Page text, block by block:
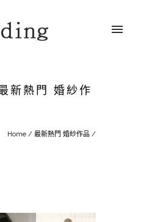
新熱門 婚紗作
Home / 最新熱門 婚紗作品 /